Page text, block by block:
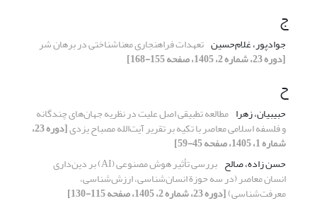
ج
جوادپور، غلام‌حسین تعهدات فراهنجاری معناشناختی در برهان شر
[دوره 23، شماره 2، 1405، صفحه 155-168]
ح
حبیبیان، زهرا مطالعه تطبیقی اصل علیت در نظریه‌ جهان‌های چندگانه
و فلسفه اسلامی معاصر با تکیه بر تقریر آیت‌الله مصباح یزدی [دوره 23،
شماره 1، 1405، صفحه 45-59]
حسن زاده، صالح
بررسی تأثیر هوش مصنوعی (AI) بر دین‌داری
انسان معاصر (در سه حوزة انسان‌شناسی، ارزش‌شناسی،
معرفت‌شناسی)[دوره 23، شماره 2، 1405، صفحه 115-130]